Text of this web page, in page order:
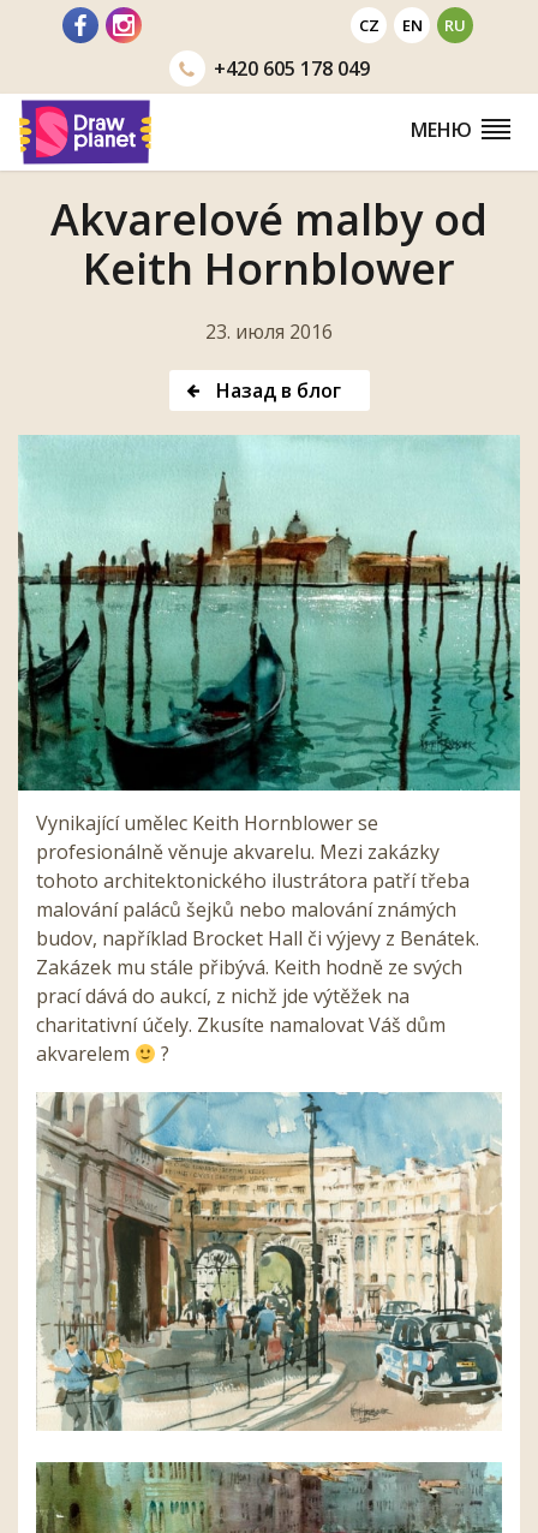
Перейти CZ EN RU
+420605 178 049
МЕНЮ
Akvarelové malby od
Keith Hornblower
23. июля 2016
Назад в блог
Vynikající umělec Keith Hornblower se
profesionálně věnuje akvarelu. Mezi zakázky
tohoto architektonického ilustrátora patří třeba
malování paláců šejků nebo malování známých
budov, například Brocket Hall či výjevy z Benátek.
Zakázek mu stále přibývá. Keith hodně ze svých
prací dává do aukcí, z nichž jde výtěžek na
charitativní účely. Zkusíte namalovat Váš dům
akvarelem
?